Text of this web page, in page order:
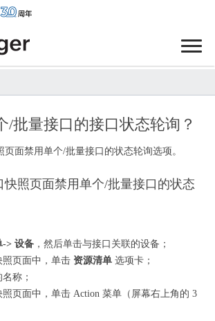
/批量接口的接口状态轮询？
页面禁用单个/批量接口的状态轮询选项。
快照页面禁用单个/批量接口的状态
-> 设备，然后单击与接口关联的设备；
页面中，单击资源清单 选项卡；
称；
页面中，单击 Action 菜单（屏幕右上角的 3